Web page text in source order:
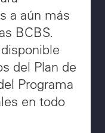
a aún más
BCBS.
del Plan de
Programa
en todo